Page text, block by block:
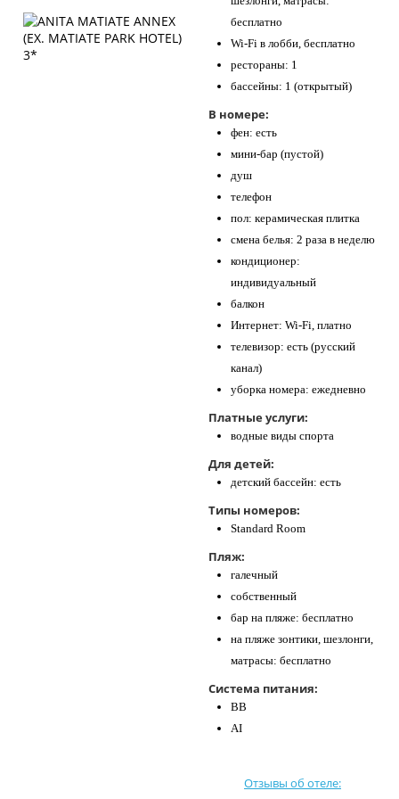
бесплатно
Wi-Fi в лобби, бесплатно
рестораны: 1
бассейны: 1 (открытый)
В номере:
фен: есть
мини-бар (пустой)
душ
телефон
пол: керамическая плитка
смена белья: 2 раза в неделю
кондиционер:
индивидуальный
балкон
Интернет: Wi-Fi, платно
телевизор: есть (русский
канал)
уборка номера: ежедневно
Платные услуги:
водные виды спорта
Для детей:
детский бассейн: есть
Типы номеров:
Standard Room
Пляж:
галечный
собственный
бар на пляже: бесплатно
на пляже зонтики, шезлонги,
матрасы: бесплатно
Система питания:
BB
AI
Отзывы об отеле: